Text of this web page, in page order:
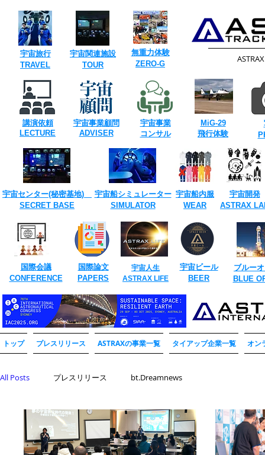
​宇宙旅行
​TRAVEL
​宇宙関連施設
TOUR​
​無重力体験
​ZERO-G
講演依頼
​LECTURE
宇宙事業顧問
ADVISER
宇宙事業
​コンサル
​MiG-29
飛行体験
宇宙開発
ASTRAX
宇宙センター(​秘密基地)
SECRET ​BASE
宇宙船シミュレーター
​SIMULATOR
宇宙船内服
​WEAR
国際会議
CONFERENCE
国際論文
​PAPERS
​宇宙ビール
BEER
宇宙人生
ASTRAX LIFE
ブルー
​BLUE
トップ プレスリリース ASTRAXの事業一覧 タイアップ企業一覧 オン
All Posts プレスリリース bt.Dreamnews